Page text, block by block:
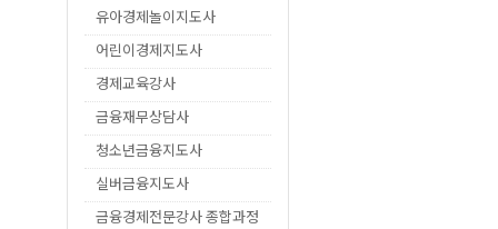
유아경제놀이지도사
어린이경제지도사
경제교육강사
금융재무상담사
청소년금융지도사
실버금융지도사
금융경제전문강사 종합과정